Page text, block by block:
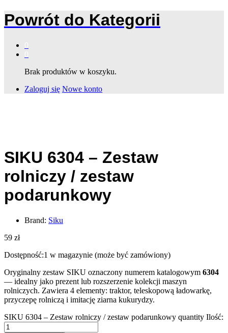
Powrót do Kategorii
Brak produktów w koszyku.
Zaloguj się Nowe konto
SIKU 6304 – Zestaw
rolniczy / zestaw
podarunkowy
Brand: Siku
59 zł
Dostępność:1 w magazynie (może być zamówiony)
Oryginalny zestaw SIKU oznaczony numerem katalogowym 6304
— idealny jako prezent lub rozszerzenie kolekcji maszyn
rolniczych. Zawiera 4 elementy: traktor, teleskopową ładowarkę,
przyczepę rolniczą i imitację ziarna kukurydzy.
SIKU 6304 – Zestaw rolniczy / zestaw podarunkowy quantity Ilość: